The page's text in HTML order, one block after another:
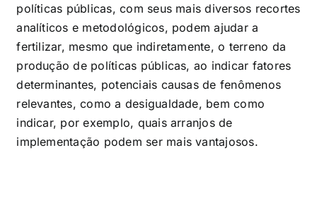
políticas públicas, com seus mais diversos recortes
analíticos e metodológicos, podem ajudar a
fertilizar, mesmo que indiretamente, o terreno da
produção de políticas públicas, ao indicar fatores
determinantes, potenciais causas de fenômenos
relevantes, como a desigualdade, bem como
indicar, por exemplo, quais arranjos de
implementação podem ser mais vantajosos.